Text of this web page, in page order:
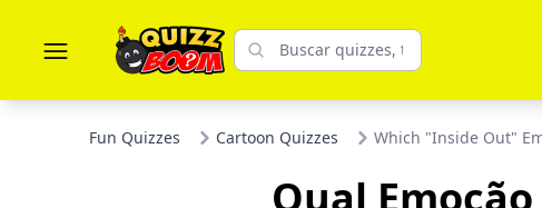
Fun Quizzes Cartoon Quizzes Which "Inside Out"